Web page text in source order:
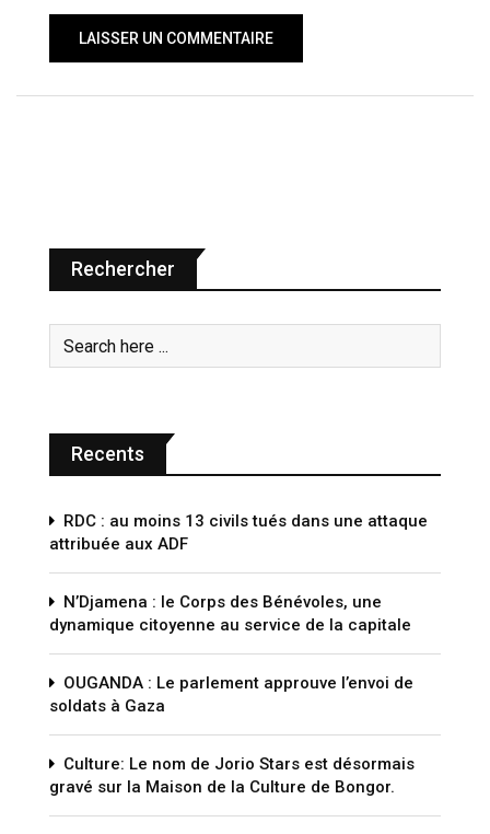
Rechercher
Recents
RDC : au moins 13 civils tués dans une attaque
attribuée aux ADF
N’Djamena : le Corps des Bénévoles, une
dynamique citoyenne au service de la capitale
OUGANDA : Le parlement approuve l’envoi de
soldats à Gaza
Culture: Le nom de Jorio Stars est désormais
gravé sur la Maison de la Culture de Bongor.